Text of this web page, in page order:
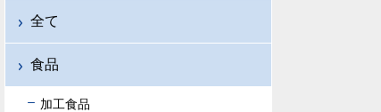
全て
食品
加工食品